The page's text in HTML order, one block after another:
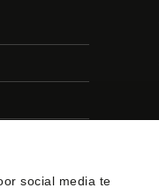
social media te